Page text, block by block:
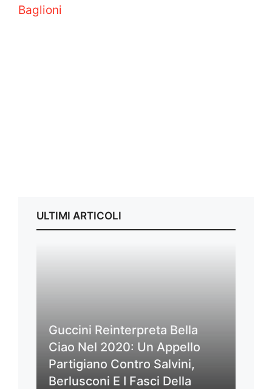
Baglioni
ULTIMI ARTICOLI
Guccini Reinterpreta Bella
Ciao Nel 2020: Un Appello
Partigiano Contro Salvini,
Berlusconi E I Fasci Della